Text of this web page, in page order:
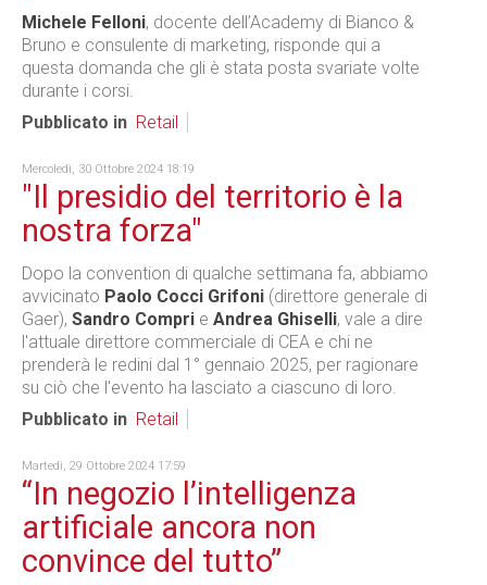
Michele Felloni, docente dell’Academy di Bianco &
Bruno e consulente di marketing, risponde qui a
questa domanda che gli è stata posta svariate volte
durante i corsi.
Pubblicato in Retail
Mercoledì, 30 Ottobre 2024 18:19
"Il presidio del territorio è la
nostra forza"
Dopo la convention di qualche settimana fa, abbiamo
avvicinato Paolo Cocci Grifoni (direttore generale di
Gaer), Sandro Compri e Andrea Ghiselli, vale a dire
l'attuale direttore commerciale di CEA e chi ne
prenderà le redini dal 1° gennaio 2025, per ragionare
su ciò che l'evento ha lasciato a ciascuno di loro.
Pubblicato in Retail
Martedì, 29 Ottobre 2024 17:59
“In negozio l’intelligenza
artificiale ancora non
convince del tutto”